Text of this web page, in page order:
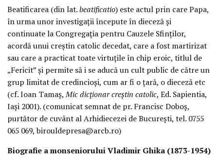
Beatificarea (din lat.beatificatio) este actul prin care Papa,
în urma unor investigaţii începute în dieceză şi
continuate la Congregaţia pentru Cauzele Sfinţilor,
acordă unui creştin catolic decedat, care a fost martirizat
sau care a practicat toate virtuţile în chip eroic, titlul de
„Fericit” şi permite să i se aducă un cult public de către un
grup limitat de credincioşi, cum ar fi o ţară, o dieceză etc
(cf. Ioan Tamaş,Mic dicţionar creştin catolic, Ed. Sapientia,
Iaşi 2001). (comunicat semnat de pr. Francisc Doboş,
purtător de cuvânt al Arhidiecezei de Bucureşti, tel. 0755
065 069, birouldepresa@arcb.ro)
Biografie a monseniorului Vladimir Ghika (1873-1954)